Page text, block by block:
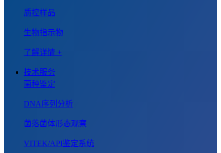
质控样品
生物指示物
了解详情 +
技术服务
菌种鉴定
DNA序列分析
菌落菌体形态观察
VITEK/API鉴定系统